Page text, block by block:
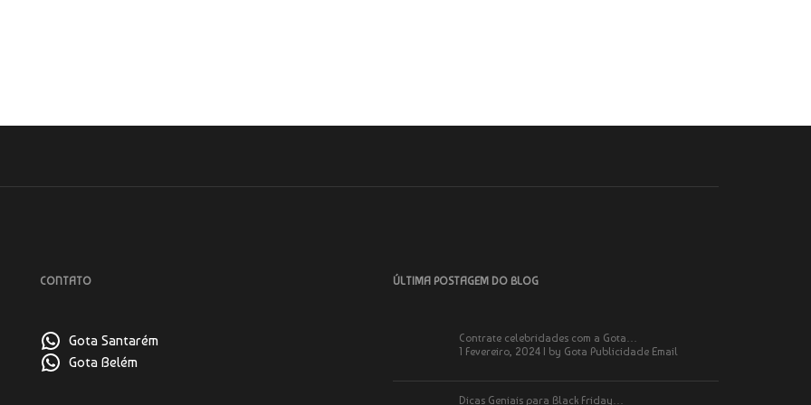
CONTATO
Gota Santarém
Gota Belém
ÚLTIMA POSTAGEM DO BLOG
Contrate celebridades com a Gota…
1 Fevereiro, 2024 | by Gota Publicidade Email
Dicas Geniais para Black Friday…